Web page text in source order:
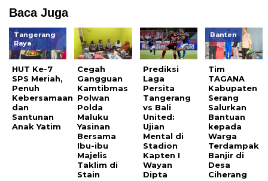
Baca Juga
Tangerang
Raya
HUT Ke-7
SPS Meriah,
Penuh
Kebersamaan
dan
Santunan
Anak Yatim
Cegah
Gangguan
Kamtibmas
Polwan
Polda
Maluku
Yasinan
Bersama
Ibu-ibu
Majelis
Taklim di
Stain
Prediksi
Laga
Persita
Tangerang
vs Bali
United:
Ujian
Mental di
Stadion
Kapten I
Wayan
Dipta
Banten
Tim
TAGANA
Kabupaten
Serang
Salurkan
Bantuan
kepada
Warga
Terdampak
Banjir di
Desa
Ciherang